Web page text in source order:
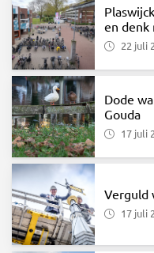
en denk
22 juli
Dode
Gouda
17 juli
Verguld
17 juli